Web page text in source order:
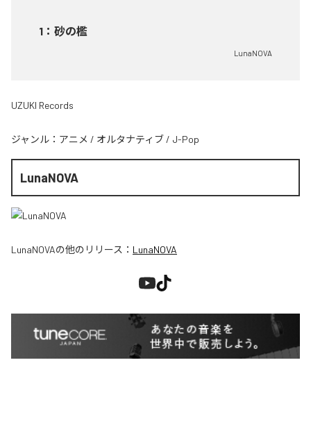
1 ： 砂の檻
LunaNOVA
UZUKI Records
ジャンル： アニメ / オルタナティブ / J-Pop
LunaNOVA
LunaNOVAの他のリリース： LunaNOVA